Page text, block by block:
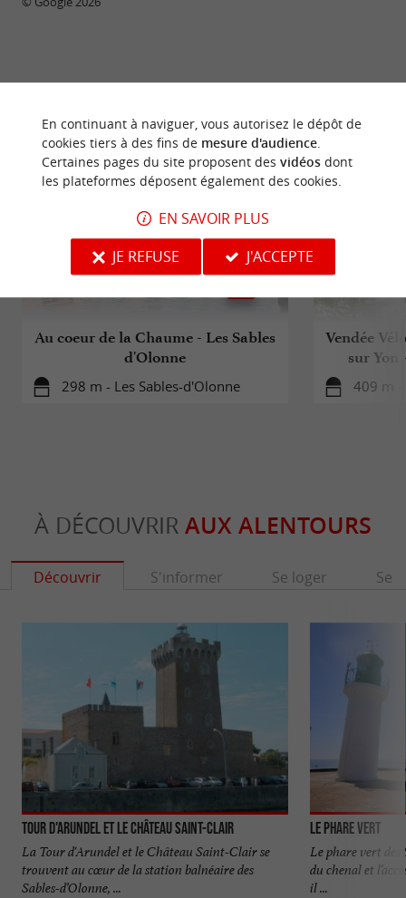
Au coeur de la Chaume - Les Sables
d'Olonne
298 m - Les Sables-d'Olonne
Vendée
sur Yon
409 m -
À DÉCOUVRIR AUX ALENTOURS
Découvrir S'informer Se loger Se
Tour d'Arundel et le Château Saint-Clair
La Tour d'Arundel et le Château Saint-Clair se
trouvent au cœur de la station balnéaire des
Sables-d’Olonne, ...
LE PHARE VERT
Le phare vert des
du chenal et
il ...
En continuant à naviguer, vous autorisez le dépôt de
cookies tiers à des fins de mesure d'audience.
Certaines pages du site proposent des vidéosdont
les plateformes déposent également des cookies.
EN SAVOIR PLUS
JE REFUSE
J'ACCEPTE